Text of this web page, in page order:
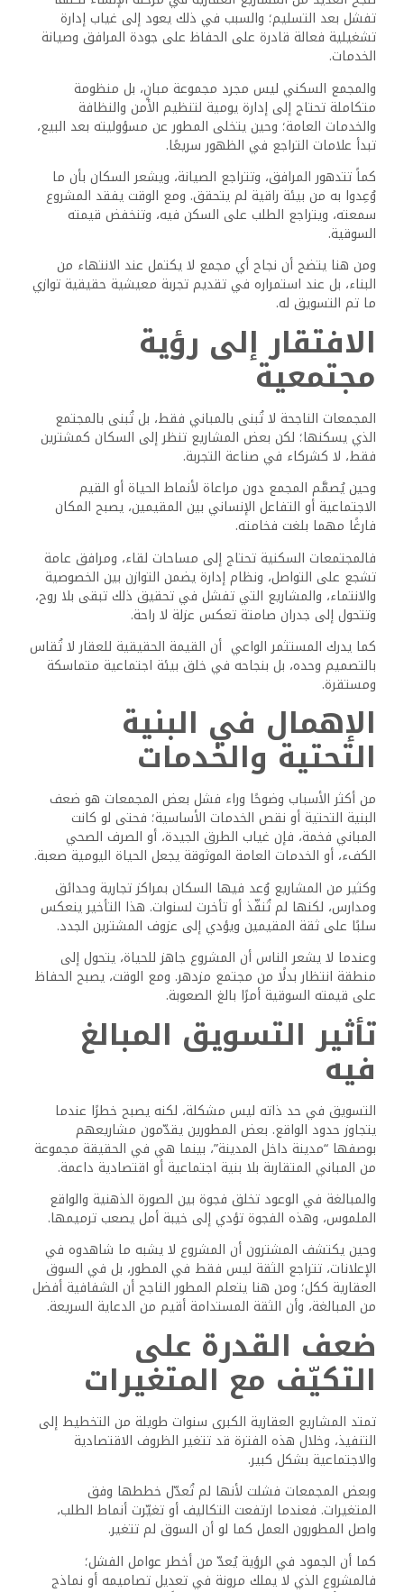
تفشل بعد التسليم؛ والسبب في ذلك يعود إلى غياب إدارة
تشغيلية فعالة قادرة على الحفاظ على جودة المرافق وصيانة
الخدمات.
والمجمع السكني ليس مجرد مجموعة مبانٍ، بل منظومة
متكاملة تحتاج إلى إدارة يومية لتنظيم الأمن والنظافة
والخدمات العامة؛ وحين يتخلى المطور عن مسؤوليته بعد البيع،
تبدأ علامات التراجع في الظهور سريعًا.
كماً تتدهور المرافق، وتتراجع الصيانة، ويشعر السكان بأن ما
وُعِدوا به من بيئة راقية لم يتحقق. ومع الوقت يفقد المشروع
سمعته، ويتراجع الطلب على السكن فيه، وتنخفض قيمته
السوقية.
ومن هنا يتضح أن نجاح أي مجمع لا يكتمل عند الانتهاء من
البناء، بل عند استمراره في تقديم تجربة معيشية حقيقية توازي
ما تم التسويق له.
الافتقار إلى رؤية
مجتمعية
المجمعات الناجحة لا تُبنى بالمباني فقط، بل تُبنى بالمجتمع
الذي يسكنها؛ لكن بعض المشاريع تنظر إلى السكان كمشترين
فقط، لا كشركاء في صناعة التجربة.
وحين يُصمَّم المجمع دون مراعاة لأنماط الحياة أو القيم
الاجتماعية أو التفاعل الإنساني بين المقيمين، يصبح المكان
فارغًا مهما بلغت فخامته.
فالمجتمعات السكنية تحتاج إلى مساحات لقاء، ومرافق عامة
تشجع على التواصل، ونظام إدارة يضمن التوازن بين الخصوصية
والانتماء، والمشاريع التي تفشل في تحقيق ذلك تبقى بلا روح،
وتتحول إلى جدران صامتة تعكس عزلة لا راحة.
كما يدرك المستثمر الواعي أن القيمة الحقيقية للعقار لا تُقاس
بالتصميم وحده، بل بنجاحه في خلق بيئة اجتماعية متماسكة
ومستقرة.
الإهمال في البنية
التحتية والخدمات
من أكثر الأسباب وضوحًا وراء فشل بعض المجمعات هو ضعف
البنية التحتية أو نقص الخدمات الأساسية؛ فحتى لو كانت
المباني فخمة، فإن غياب الطرق الجيدة، أو الصرف الصحي
الكفء، أو الخدمات العامة الموثوقة يجعل الحياة اليومية صعبة.
وكثير من المشاريع وُعد فيها السكان بمراكز تجارية وحدائق
ومدارس، لكنها لم تُنفّذ أو تأخرت لسنوات. هذا التأخير ينعكس
سلبًا على ثقة المقيمين ويؤدي إلى عزوف المشترين الجدد.
وعندما لا يشعر الناس أن المشروع جاهز للحياة، يتحول إلى
منطقة انتظار بدلًا من مجتمع مزدهر. ومع الوقت، يصبح الحفاظ
على قيمته السوقية أمرًا بالغ الصعوبة.
تأثير التسويق المبالغ
فيه
التسويق في حد ذاته ليس مشكلة، لكنه يصبح خطرًا عندما
يتجاوز حدود الواقع. بعض المطورين يقدّمون مشاريعهم
بوصفها “مدينة داخل المدينة”، بينما هي في الحقيقة مجموعة
من المباني المتقاربة بلا بنية اجتماعية أو اقتصادية داعمة.
والمبالغة في الوعود تخلق فجوة بين الصورة الذهنية والواقع
الملموس، وهذه الفجوة تؤدي إلى خيبة أمل يصعب ترميمها.
وحين يكتشف المشترون أن المشروع لا يشبه ما شاهدوه في
الإعلانات، تتراجع الثقة ليس فقط في المطور، بل في السوق
العقارية ككل؛ ومن هنا يتعلم المطور الناجح أن الشفافية أفضل
من المبالغة، وأن الثقة المستدامة أقيم من الدعاية السريعة.
ضعف القدرة على
التكيّف مع المتغيرات
تمتد المشاريع العقارية الكبرى سنوات طويلة من التخطيط إلى
التنفيذ، وخلال هذه الفترة قد تتغير الظروف الاقتصادية
والاجتماعية بشكل كبير.
وبعض المجمعات فشلت لأنها لم تُعدّل خططها وفق
المتغيرات. فعندما ارتفعت التكاليف أو تغيّرت أنماط الطلب،
واصل المطورون العمل كما لو أن السوق لم تتغير.
كما أن الجمود في الرؤية يُعدّ من أخطر عوامل الفشل؛
فالمشروع الذي لا يملك مرونة في تعديل تصاميمه أو نماذج